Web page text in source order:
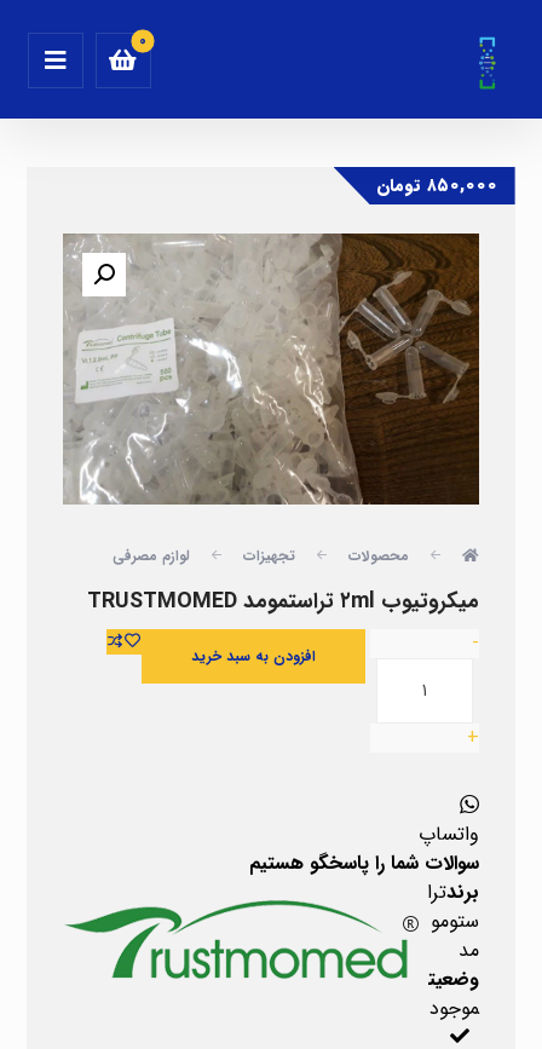
محصولات تجهیزات لوازم مصرفی
میکروتیوب ۲ml تراستمومد TRUSTMOMED
۸۵۰,۰۰۰ تومان
-
+
افزودن به سبد خرید
واتساپ
سوالات شما را پاسخگو هستیم
برندترا
ستومو
مد
وضعیت
موجود